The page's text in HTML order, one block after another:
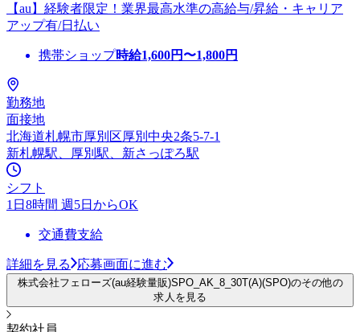
【au】経験者限定！業界最高水準の高給与/昇給・キャリア
アップ有/日払い
携帯ショップ時給1,600円〜1,800円
勤務地
面接地
北海道札幌市厚別区厚別中央2条5-7-1
新札幌駅、厚別駅、新さっぽろ駅
シフト
1日8時間 週5日からOK
交通費支給
詳細を見る 応募画面に進む
株式会社フェローズ(au経験量販)SPO_AK_8_30T(A)(SPO)のその他の
求人を見る
契約社員